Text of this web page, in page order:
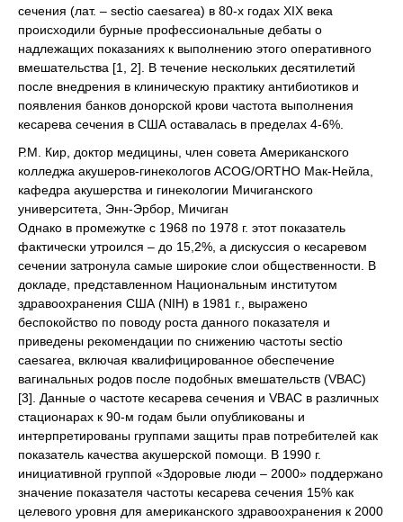
сечения (лат. – sectio caesarea) в 80-х годах ХІХ века
происходили бурные профессиональные дебаты о
надлежащих показаниях к выполнению этого оперативного
вмешательства [1, 2]. В течение нескольких десятилетий
после внедрения в клиническую практику антибиотиков и
появления банков донорской крови частота выполнения
кесарева сечения в США оставалась в пределах 4-6%.
Р.M. Кир, доктор медицины, член совета Американского
колледжа акушеров-гинекологов ACOG/ORTHO Мак-Нейла,
кафедра акушерства и гинекологии Мичиганского
университета, Энн-Эрбор, Мичиган
Однако в промежутке с 1968 по 1978 г. этот показатель
фактически утроился – до 15,2%, а дискуссия о кесаревом
сечении затронула самые широкие слои общественности. В
докладе, представленном Национальным институтом
здравоохранения США (NIH) в 1981 г., выражено
беспокойство по поводу роста данного показателя и
приведены рекомендации по снижению частоты sectio
caesarea, включая квалифицированное обеспечение
вагинальных родов после подобных вмешательств (VВAC)
[3]. Данные о частоте кесарева сечения и VBAC в различных
стационарах к 90-м годам были опубликованы и
интерпретированы группами защиты прав потребителей как
показатель качества акушерской помощи. В 1990 г.
инициативной группой «Здоровые люди – 2000» поддержано
значение показателя частоты кесарева сечения 15% как
целевого уровня для американского здравоохранения к 2000